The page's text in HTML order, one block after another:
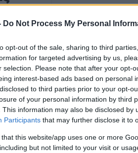
Do Not Process My Personal
opt-out of the sale, sharing to third
for targeted advertising by us,
selection. Please note that after your opt-
interest-based ads based on personal
to third parties prior to your opt-
of your personal information by third
This information may also be disclosed by
Participants that may further disclose it to
that this website/app uses one or more
but not limited to your visit or
προς τον...